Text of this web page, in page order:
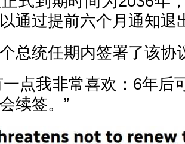
通过提前六个月通知退
总统任期内签署了该协
一点我非常喜欢：6年后
续签。”